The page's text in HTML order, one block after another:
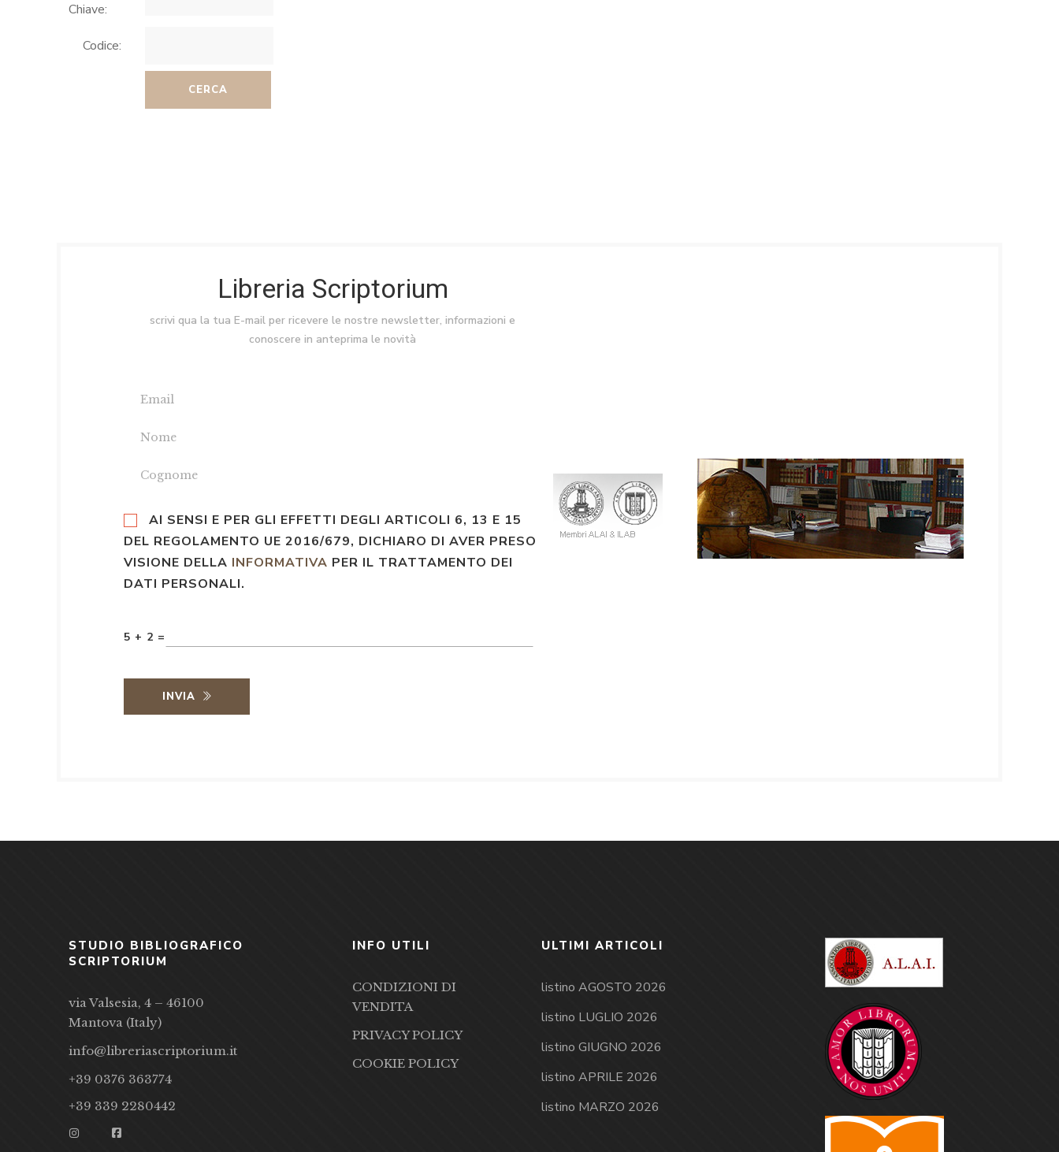
Chiave:
Codice:
CERCA
Libreria Scriptorium
scrivi qua la tua E-mail per ricevere le nostre newsletter, informazioni e
conoscere in anteprima le novità
AI SENSI E PER GLI EFFETTI DEGLI ARTICOLI 6, 13 E 15
DEL REGOLAMENTO UE 2016/679, DICHIARO DI AVER PRESO
VISIONE DELLA INFORMATIVA PER IL TRATTAMENTO DEI
DATI PERSONALI.
5 + 2 =
INVIA
STUDIO BIBLIOGRAFICO
SCRIPTORIUM
via Valsesia, 4 – 46100
Mantova (Italy)
info@libreriascriptorium.it
+39 0376 363774
+39 339 2280442
INFO UTILI
CONDIZIONI DI
VENDITA
PRIVACY POLICY
COOKIE POLICY
ULTIMI ARTICOLI
listino AGOSTO 2026
listino LUGLIO 2026
listino GIUGNO 2026
listino APRILE 2026
listino MARZO 2026